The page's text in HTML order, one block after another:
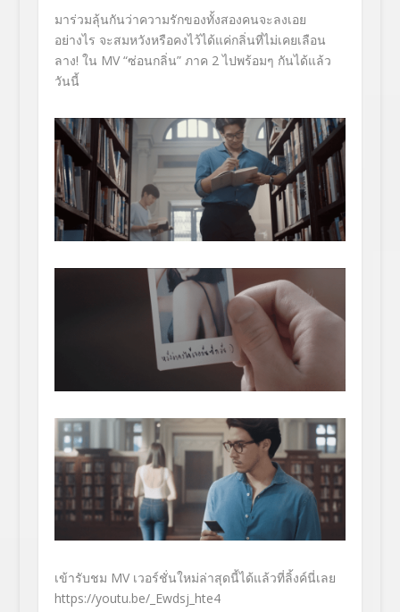
มาร่วมลุ้นกันว่าความรักของทั้งสองคนจะลงเอย
อย่างไร จะสมหวังหรือคงไว้ได้แค่กลิ่นที่ไม่เคยเลือน
ลาง! ใน MV “ซ่อนกลิ่น” ภาค 2 ไปพร้อมๆ กันได้แล้ว
วันนี้
เข้ารับชม MV เวอร์ชั่นใหม่ล่าสุดนี้ได้แล้วที่ลิ้งค์นี่เลย
https://youtu.be/_Ewdsj_hte4